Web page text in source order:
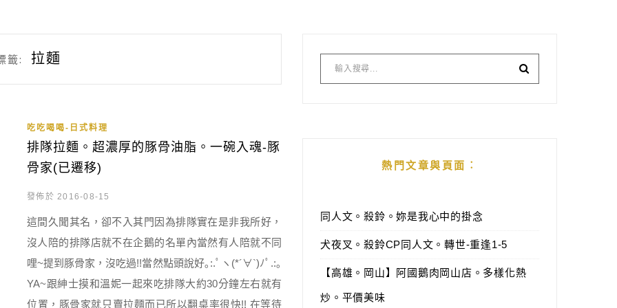
籤: 拉麵
吃吃喝喝-日式料理
排隊拉麵。超濃厚的豚骨油脂。一碗入魂-豚
骨家(已遷移)
發佈於 2016-08-15
這間久聞其名，卻不入其門因為排隊實在是非我所好，
沒人陪的排隊店就不在企鵝的名單內當然有人陪就不同
哩~提到豚骨家，沒吃過!!當然點頭說好｡:.ﾟヽ(*´∀`)ﾉﾟ.:｡
YA~跟紳士摸和溫妮一起來吃排隊大約30分鐘左右就有
位置，豚骨家就只賣拉麵而已所以翻桌率很快!! 在等待
熱門文章與頁面︰
同人文。殺鈴。妳是我心中的掛念
犬夜叉。殺鈴CP同人文。轉世-重逢1-5
【高雄。岡山】阿國鵝肉岡山店。多樣化熱
炒。平價美味